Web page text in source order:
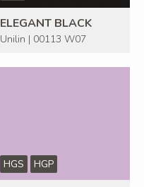
ELEGANT BLACK
Unilin | 00113 W07
HGS HGP